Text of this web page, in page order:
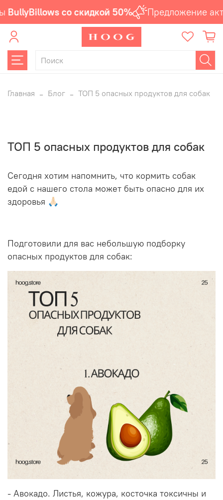
со скидкой 50% Предложение
Главная Блог ТОП 5 опасных продуктов для собак
ТОП 5 опасных продуктов для собак
Сегодня хотим напомнить, что кормить собак
едой с нашего стола может быть опасно для их
здоровья 🙏🏻
Подготовили для вас небольшую подборку
опасных продуктов для собак:
- Авокадо. Листья, кожура, косточка токсичны и